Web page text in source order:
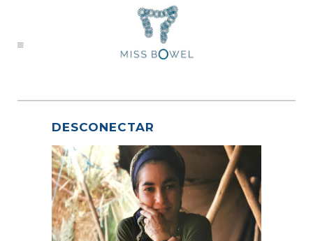
DESCONECTAR